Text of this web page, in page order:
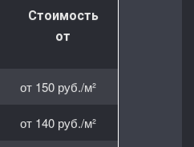
Стоимость
от
от 150 руб./м²
от 140 руб./м²